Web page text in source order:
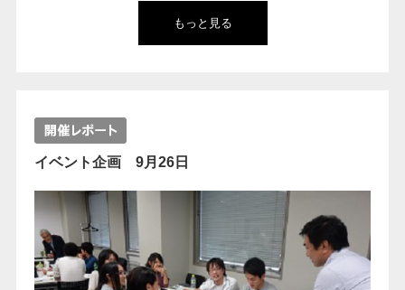
もっと見る
イベント企画 9月26日